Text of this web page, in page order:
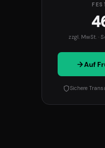
zzgl. MwSt. ·
Auf
Sichere